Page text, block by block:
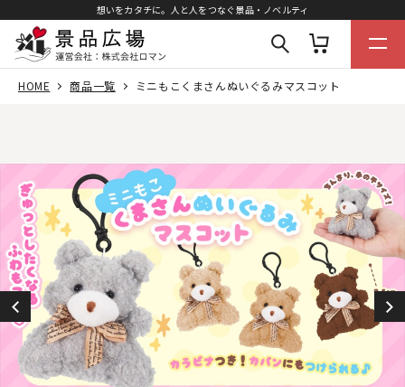
想いをカタチに。人と人をつなぐ景品・ノベルティ
HOME 商品一覧 ミニもこくまさんぬいぐるみマスコット